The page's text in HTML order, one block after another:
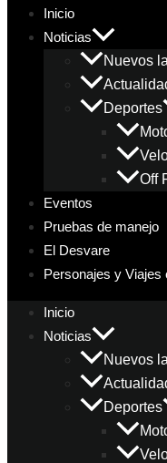
Inicio
Noticias
Nuevos
Deportes
Off
Eventos
Pruebas de manejo
El Desvare
Personajes y Viajes
Inicio
Noticias
Nuevos
Deportes